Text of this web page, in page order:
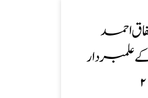
احمد
علمبردار